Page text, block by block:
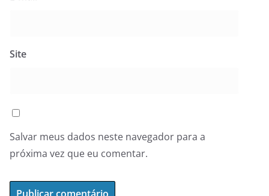
Site
Salvar meus dados neste navegador para a
próxima vez que eu comentar.